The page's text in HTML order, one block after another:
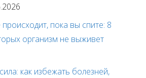
пока вы спите: 8
организм не выживет
как избежать болезней,